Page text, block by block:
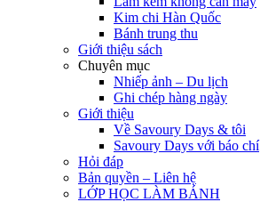
Kim chi Hàn Quốc
Bánh trung thu
Giới thiệu sách
Chuyên mục
Nhiếp ảnh – Du lịch
Ghi chép hàng ngày
Giới thiệu
Về Savoury Days & tôi
Savoury Days với báo chí
Hỏi đáp
Bản quyền – Liên hệ
LỚP HỌC LÀM BÁNH